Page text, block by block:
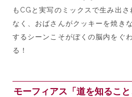
もCGと実写のミックスで生み出さ
なく、おばさんがクッキーを焼き
するシーンこそがぼくの脳内をぐ
る！
モーフィアス「道を知るこ